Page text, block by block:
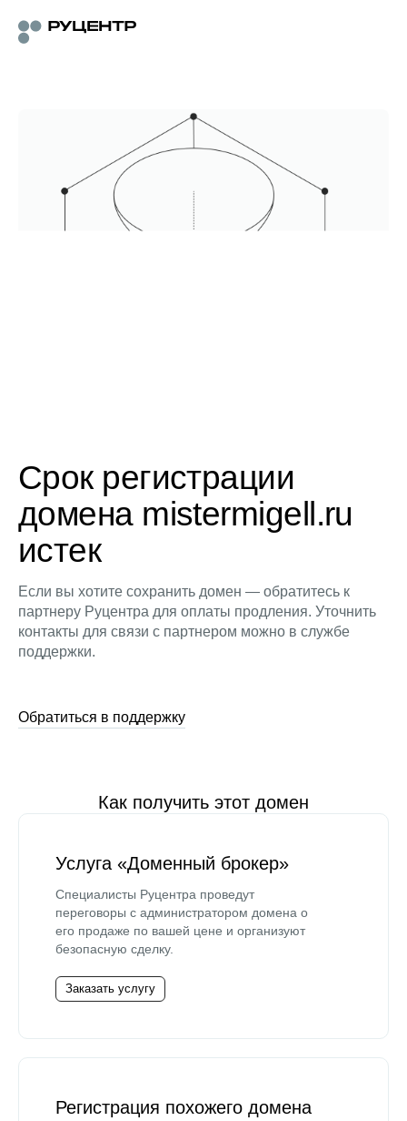
Срок регистрации
домена mistermigell.ru
истек
Если вы хотите сохранить домен — обратитесь к
партнеру Руцентра для оплаты продления. Уточнить
контакты для связи с партнером можно в службе
поддержки.
Обратиться в поддержку
Как получить этот домен
Услуга «Доменный брокер»
Специалисты Руцентра проведут
переговоры с администратором домена о
его продаже по вашей цене и организуют
безопасную сделку.
Заказать услугу
Регистрация похожего домена